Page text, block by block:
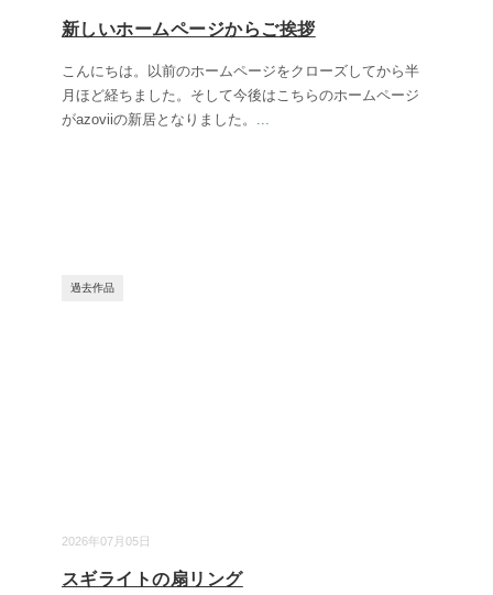
新しいホームページからご挨拶
こんにちは。以前のホームページをクローズしてから半
月ほど経ちました。そして今後はこちらのホームページ
がazoviiの新居となりました。 ...
2026年07月05日
過去作品
スギライトの扇リング